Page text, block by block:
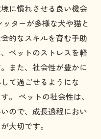
に慣れさせる良い機会
ターが多様な犬や猫と
的なスキルを育む手助
ペットのストレスを軽
また、社会性が豊かに
て過ごせるようにな
。 ペットの社会性は、
ので、成長過程におい
大切です。